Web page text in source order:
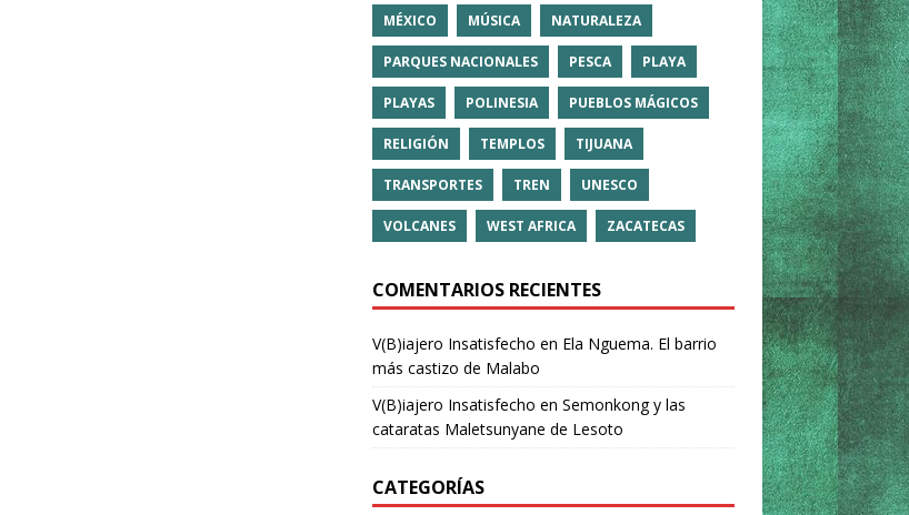
MÉXICO MÚSICA NATURALEZA
PARQUES NACIONALES PESCA PLAYA
PLAYAS POLINESIA PUEBLOS MÁGICOS
RELIGIÓN TEMPLOS TIJUANA
TRANSPORTES TREN UNESCO
VOLCANES WEST AFRICA ZACATECAS
COMENTARIOS RECIENTES
V(B)iajero Insatisfecho en Ela Nguema. El barrio
más castizo de Malabo
V(B)iajero Insatisfecho en Semonkong y las
cataratas Maletsunyane de Lesoto
CATEGORÍAS